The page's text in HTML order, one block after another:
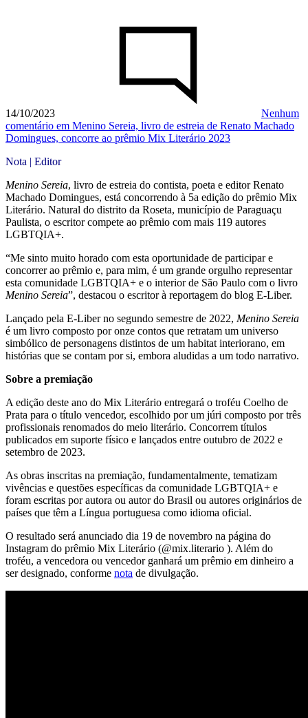
14/10/2023
Nenhum
comentário em Menino Sereia, livro de estreia de Renato Machado
Domingues, concorre ao prêmio Mix Literário 2023
Nota | Editor
Menino Sereia, livro de estreia do contista, poeta e editor Renato
Machado Domingues, está concorrendo à 5a edição do prêmio Mix
Literário. Natural do distrito da Roseta, município de Paraguaçu
Paulista, o escritor compete ao prêmio com mais 119 autores
LGBTQIA+.
“Me sinto muito horado com esta oportunidade de participar e
concorrer ao prêmio e, para mim, é um grande orgulho representar
esta comunidade LGBTQIA+ e o interior de São Paulo com o livro
Menino Sereia”, destacou o escritor à reportagem do blog E-Liber.
Lançado pela E-Liber no segundo semestre de 2022, Menino Sereia
é um livro composto por onze contos que retratam um universo
simbólico de personagens distintos de um habitat interiorano, em
histórias que se contam por si, embora aludidas a um todo narrativo.
Sobre a premiação
A edição deste ano do Mix Literário entregará o troféu Coelho de
Prata para o título vencedor, escolhido por um júri composto por três
profissionais renomados do meio literário. Concorrem títulos
publicados em suporte físico e lançados entre outubro de 2022 e
setembro de 2023.
As obras inscritas na premiação, fundamentalmente, tematizam
vivências e questões específicas da comunidade LGBTQIA+ e
foram escritas por autora ou autor do Brasil ou autores originários de
países que têm a Língua portuguesa como idioma oficial.
O resultado será anunciado dia 19 de novembro na página do
Instagram do prêmio Mix Literário (@mix.literario ). Além do
troféu, a vencedora ou vencedor ganhará um prêmio em dinheiro a
ser designado, conforme nota de divulgação.